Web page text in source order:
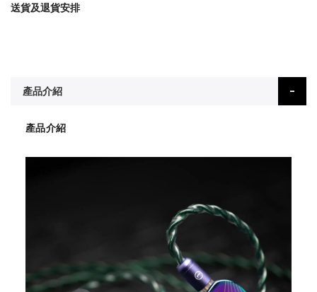
送貨及退貨安排
產品介紹
產品介紹